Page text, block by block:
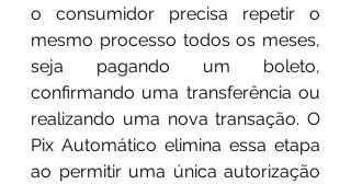
o consumidor precisa repetir o
mesmo processo todos os meses,
seja pagando um boleto,
confirmando uma transferência ou
realizando uma nova transação. O
Pix Automático elimina essa etapa
ao permitir uma única autorização